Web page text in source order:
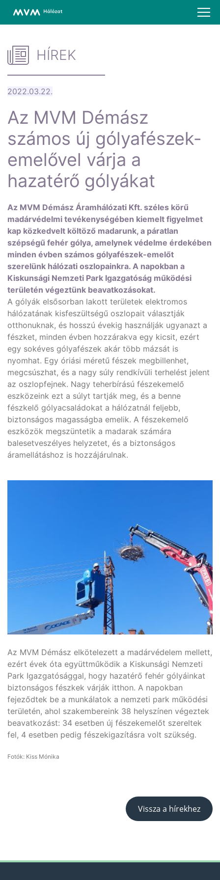
HÍREK
2022.03.22.
Az MVM Démász
számos új gólyafészek-
emelővel várja a
hazatérő gólyákat
Az MVM Démász Áramhálózati Kft. széles körű
madárvédelmi tevékenységében kiemelt figyelmet
kap közkedvelt költöző madarunk, a páratlan
szépségű fehér gólya, amelynek védelme érdekében
minden évben számos gólyafészek-emelőt
szerelünk hálózati oszlopainkra. A napokban a
Kiskunsági Nemzeti Park Igazgatóság működési
területén végeztünk beavatkozásokat.
A gólyák elsősorban lakott területek elektromos
hálózatának kisfeszültségű oszlopait választják
otthonuknak, és hosszú évekig használják ugyanazt a
fészket, minden évben hozzárakva egy kicsit, ezért
egy sokéves gólyafészek akár több mázsát is
nyomhat. Egy óriási méretű fészek megbillenhet,
megcsúszhat, és a nagy súly rendkívüli terhelést jelent
az oszlopfejnek. Nagy teherbírású fészekemelő
eszközeink ezt a súlyt tartják meg, és a benne
fészkelő gólyacsaládokat a hálózatnál feljebb,
biztonságos magasságba emelik. A fészekemelő
eszközök megszüntetik a madarak számára
balesetveszélyes helyzetet, és a biztonságos
áramellátáshoz is hozzájárulnak.
Az MVM Démász elkötelezett a madárvédelem mellett,
ezért évek óta együttműködik a Kiskunsági Nemzeti
Park Igazgatósággal, hogy hazatérő fehér gólyáinkat
biztonságos fészkek várják itthon. A napokban
fejeződtek be a munkálatok a nemzeti park működési
területén, ahol szakembereink 38 helyszínen végeztek
beavatkozást: 34 esetben új fészekemelőt szereltek
fel, 4 esetben pedig fészekigazításra volt szükség.
Fotók: Kiss Mónika
Vissza a hírekhez